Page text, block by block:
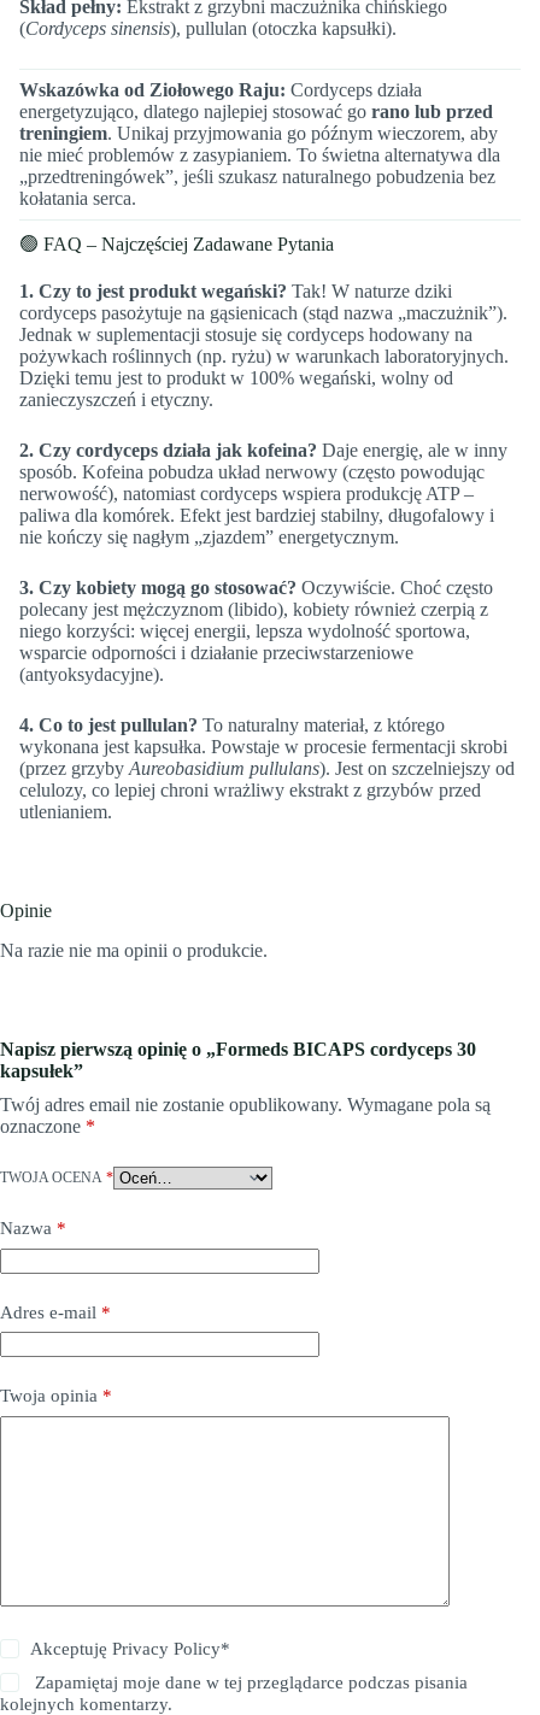
Skład pełny: Ekstrakt z grzybni maczużnika chińskiego
(Cordyceps sinensis), pullulan (otoczka kapsułki).
Wskazówka od Ziołowego Raju: Cordyceps działa
energetyzująco, dlatego najlepiej stosować go rano lub przed
treningiem. Unikaj przyjmowania go późnym wieczorem, aby
nie mieć problemów z zasypianiem. To świetna alternatywa dla
„przedtreningówek”, jeśli szukasz naturalnego pobudzenia bez
kołatania serca.
🟢 FAQ – Najczęściej Zadawane Pytania
1. Czy to jest produkt wegański? Tak! W naturze dziki
cordyceps pasożytuje na gąsienicach (stąd nazwa „maczużnik”).
Jednak w suplementacji stosuje się cordyceps hodowany na
pożywkach roślinnych (np. ryżu) w warunkach laboratoryjnych.
Dzięki temu jest to produkt w 100% wegański, wolny od
zanieczyszczeń i etyczny.
2. Czy cordyceps działa jak kofeina? Daje energię, ale w inny
sposób. Kofeina pobudza układ nerwowy (często powodując
nerwowość), natomiast cordyceps wspiera produkcję ATP –
paliwa dla komórek. Efekt jest bardziej stabilny, długofalowy i
nie kończy się nagłym „zjazdem” energetycznym.
3. Czy kobiety mogą go stosować? Oczywiście. Choć często
polecany jest mężczyznom (libido), kobiety również czerpią z
niego korzyści: więcej energii, lepsza wydolność sportowa,
wsparcie odporności i działanie przeciwstarzeniowe
(antyoksydacyjne).
4. Co to jest pullulan? To naturalny materiał, z którego
wykonana jest kapsułka. Powstaje w procesie fermentacji skrobi
(przez grzyby Aureobasidium pullulans). Jest on szczelniejszy od
celulozy, co lepiej chroni wrażliwy ekstrakt z grzybów przed
utlenianiem.
Opinie
Na razie nie ma opinii o produkcie.
Napisz pierwszą opinię o „Formeds BICAPS cordyceps 30
kapsułek”
Twój adres email nie zostanie opublikowany. Wymagane pola są
oznaczone *
TWOJA OCENA *
Nazwa *
Adres e-mail *
Twoja opinia *
AkceptujęPrivacy Policy*
Zapamiętaj moje dane w tej przeglądarce podczas pisania
kolejnych komentarzy.